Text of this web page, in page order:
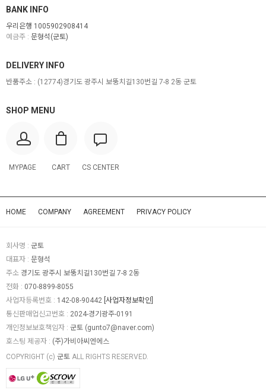
BANK INFO
우리은행 1005902908414
예금주 : 문형석(군토)
SHOP MENU
MYPAGE CART CS CENTER
DELIVERY INFO
반품주소 : (12774)경기도 광주시 보뚱치길130번길 7-8 2동 군토
HOME COMPANY AGREEMENT PRIVACY POLICY
회사명 : 군토
대표자 : 문형석
주소 경기도 광주시 보뚱치길130번길 7-8 2동
전화 : 070-8899-8055
사업자등록번호 : 142-08-90442 [사업자정보확인]
통신판매업신고번호 : 2024-경기광주-0191
개인정보보호책임자 : 군토 (gunto7@naver.com)
호스팅 제공자 : (주)가비아씨엔에스
COPYRIGHT (c) 군토 ALL RIGHTS RESERVED.